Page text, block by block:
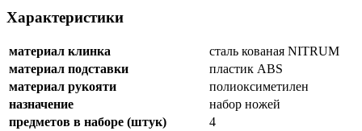
Характеристики
материал клинка
сталь кованая NITRUM
материал подставки
пластик ABS
материал рукояти
полиоксиметилен
назначение
набор ножей
предметов в наборе (штук)
4